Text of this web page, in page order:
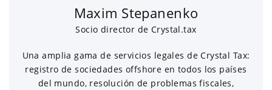
Maxim Stepanenko
Socio director de Crystal.tax
Una amplia gama de servicios legales de Crystal Tax:
registro de sociedades offshore en todos los países
del mundo, resolución de problemas fiscales,